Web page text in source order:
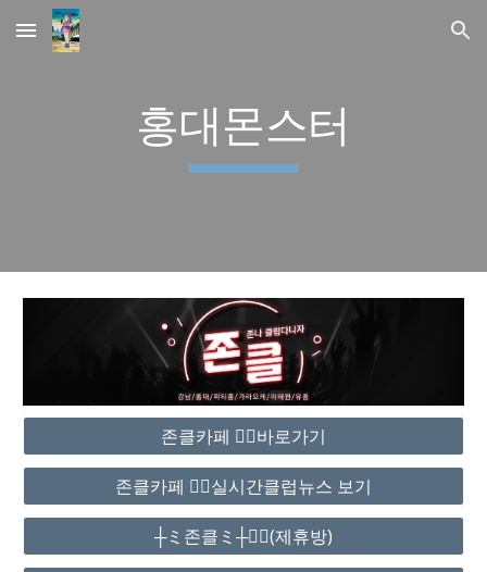
Skip to main content Skip to navigation
홍대몬스터
존클카페 ❤️‍🔥바로가기
존클카페 ❤️‍🔥실시간클럽뉴스 보기
┼ミ존클ミ┼❤️‍🔥(제휴방)